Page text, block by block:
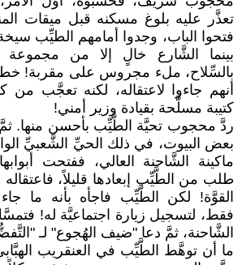
تعذَّر عليه بلوغ مسكنه قبل ميقات
فتحوا الباب، وجدوا أمامهم الطيِّب
بينما الشَّارع خالٍ إلا من مجموعة
بالسِّلاح، ملء مجروس على مقربة!
أنهم جاءوا لاعتقاله، لكنه تعجَّب
كتيبة مسلَّحة بقيادة وزير أمني!
ردَّ محجوب تحيَّة الطَّيِّب بأحسن منها.
بعض البيوت، في ذلك الحيِّ الشَّعبيِّ
ماكينة الشَّاحنة العالي، ففتحت
طلب من الطَّيِّب إبعادها قليلاً، فاعتقاله
القوَّة! لكن الطَّيِّب فاجأه بأنه ما جاء
فقط، لتسجيل زيارة اجتماعيَّة له!
الشَّاحنة، ثمَّ دعا "ضيف الهُجوع" لـ
ما أن توهَّط الطَّيِّب في العنقريب